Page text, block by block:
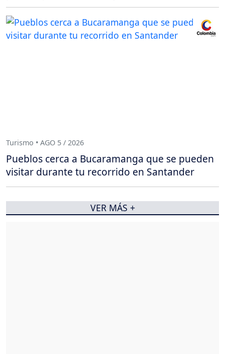
Turismo • AGO 5 / 2026
Pueblos cerca a Bucaramanga que se pueden
visitar durante tu recorrido en Santander
VER MÁS +